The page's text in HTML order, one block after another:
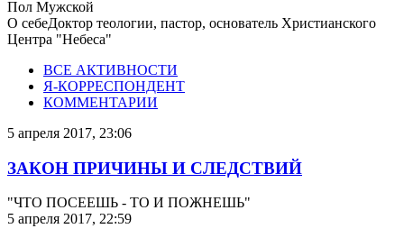
Пол Мужской
О себеДоктор теологии, пастор, основатель Христианского
Центра "Небеса"
ВСЕ АКТИВНОСТИ
Я-КОРРЕСПОНДЕНТ
КОММЕНТАРИИ
5 апреля 2017, 23:06
ЗАКОН ПРИЧИНЫ И СЛЕДСТВИЙ
"ЧТО ПОСЕЕШЬ - ТО И ПОЖНЕШЬ"
5 апреля 2017, 22:59